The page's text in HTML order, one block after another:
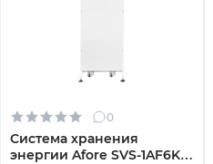
0
Система хранения
энергии Afore SVS-1AF6K1-